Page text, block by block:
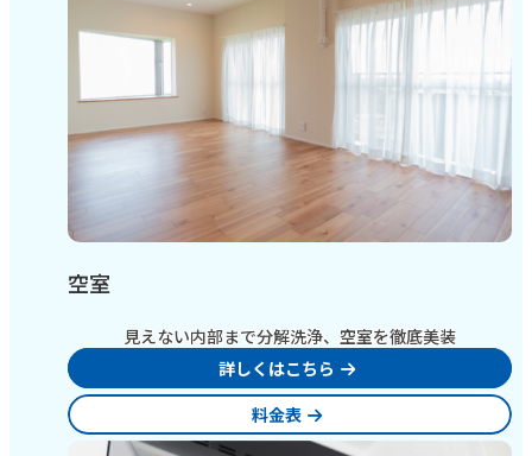
空室
見えない内部まで分解洗浄、空室を徹底美装
詳しくはこちら
料金表